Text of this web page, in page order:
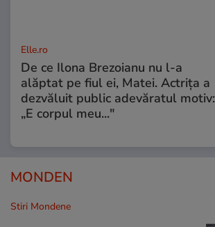
Elle.ro
De ce Ilona Brezoianu nu l-a
alăptat pe fiul ei, Matei. Actrița a
dezvăluit public adevăratul motiv:
„E corpul meu..."
MONDEN
Stiri Mondene